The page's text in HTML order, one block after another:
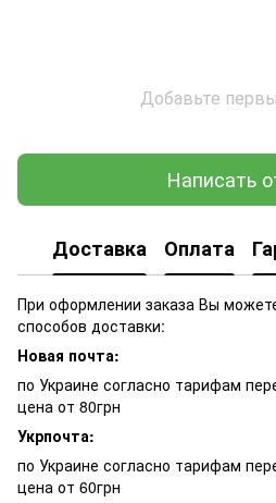
Добавьте
Написать
Доставка Оплата
При оформлении заказа Вы
способов доставки:
Новая почта:
по Украине согласно тарифам
цена от 80грн
Укрпочта:
по Украине согласно тарифам
цена от 60грн